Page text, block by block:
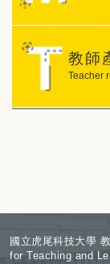
教師
Teacher
國立虎尾科技大學
for Teaching and